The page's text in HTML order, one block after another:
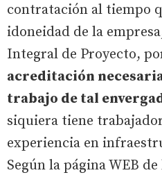
contratación al tiempo
idoneidad de la
Integral de Proyecto,
acreditación
trabajo de tal
siquiera tiene
experiencia en
Según la página WEB